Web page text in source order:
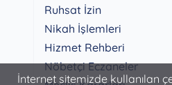
İnternet sitemizde kullanılan
Ruhsat İzin
Nikah İşlemleri
Hizmet Rehberi
Nöbetçi Eczaneler